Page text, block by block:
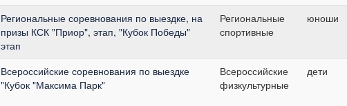
Региональные соревнования по выездке, на
призы КСК "Приор", этап, "Кубок Победы"
этап
Региональные
спортивные
юноши
Всероссийские соревнования по выездке
"Кубок "Максима Парк"
Всероссийские
физкультурные
дети